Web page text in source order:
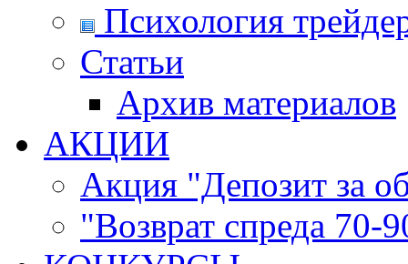
Психология
Статьи
Архив материалов
АКЦИИ
Акция "Депозит за
"Возврат спреда 70-